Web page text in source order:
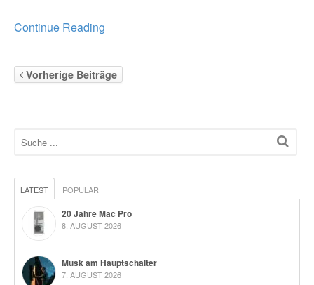
Continue Reading
Vorherige Beiträge
LATEST POPULAR
20 Jahre Mac Pro
8. AUGUST 2026
Musk am Hauptschalter
7. AUGUST 2026